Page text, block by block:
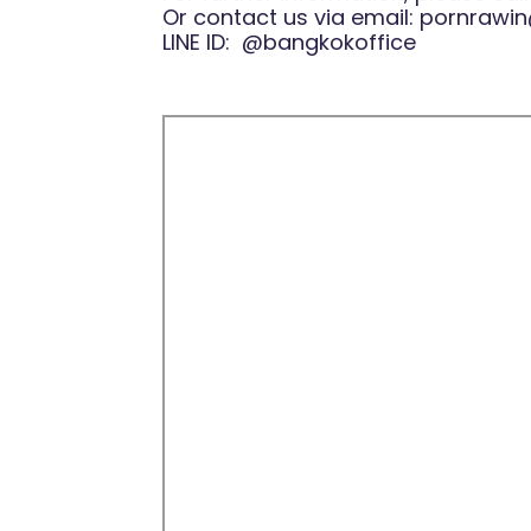
Or contact us via email:
LINE ID: @bangkokoffice